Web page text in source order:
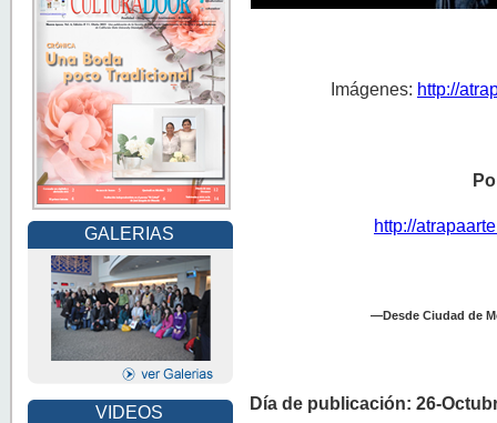
GALERIAS
VIDEOS
Imágenes: http://
http://
—Desde Ciudad de
Día de publicación: 26-